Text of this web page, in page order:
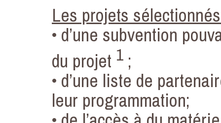
Les projets
• d’une subvention
du projet 1 ;
• d’une liste de
leur programmation;